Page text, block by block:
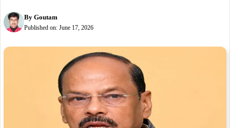
By Goutam
Published on: June 17, 2026